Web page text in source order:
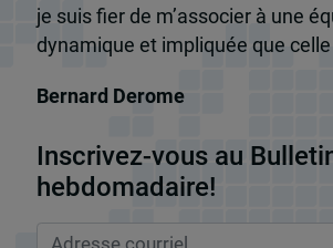
je suis fier de m’associer à une
dynamique et impliquée que celle
Bernard Derome
Inscrivez-vous au
hebdomadaire!